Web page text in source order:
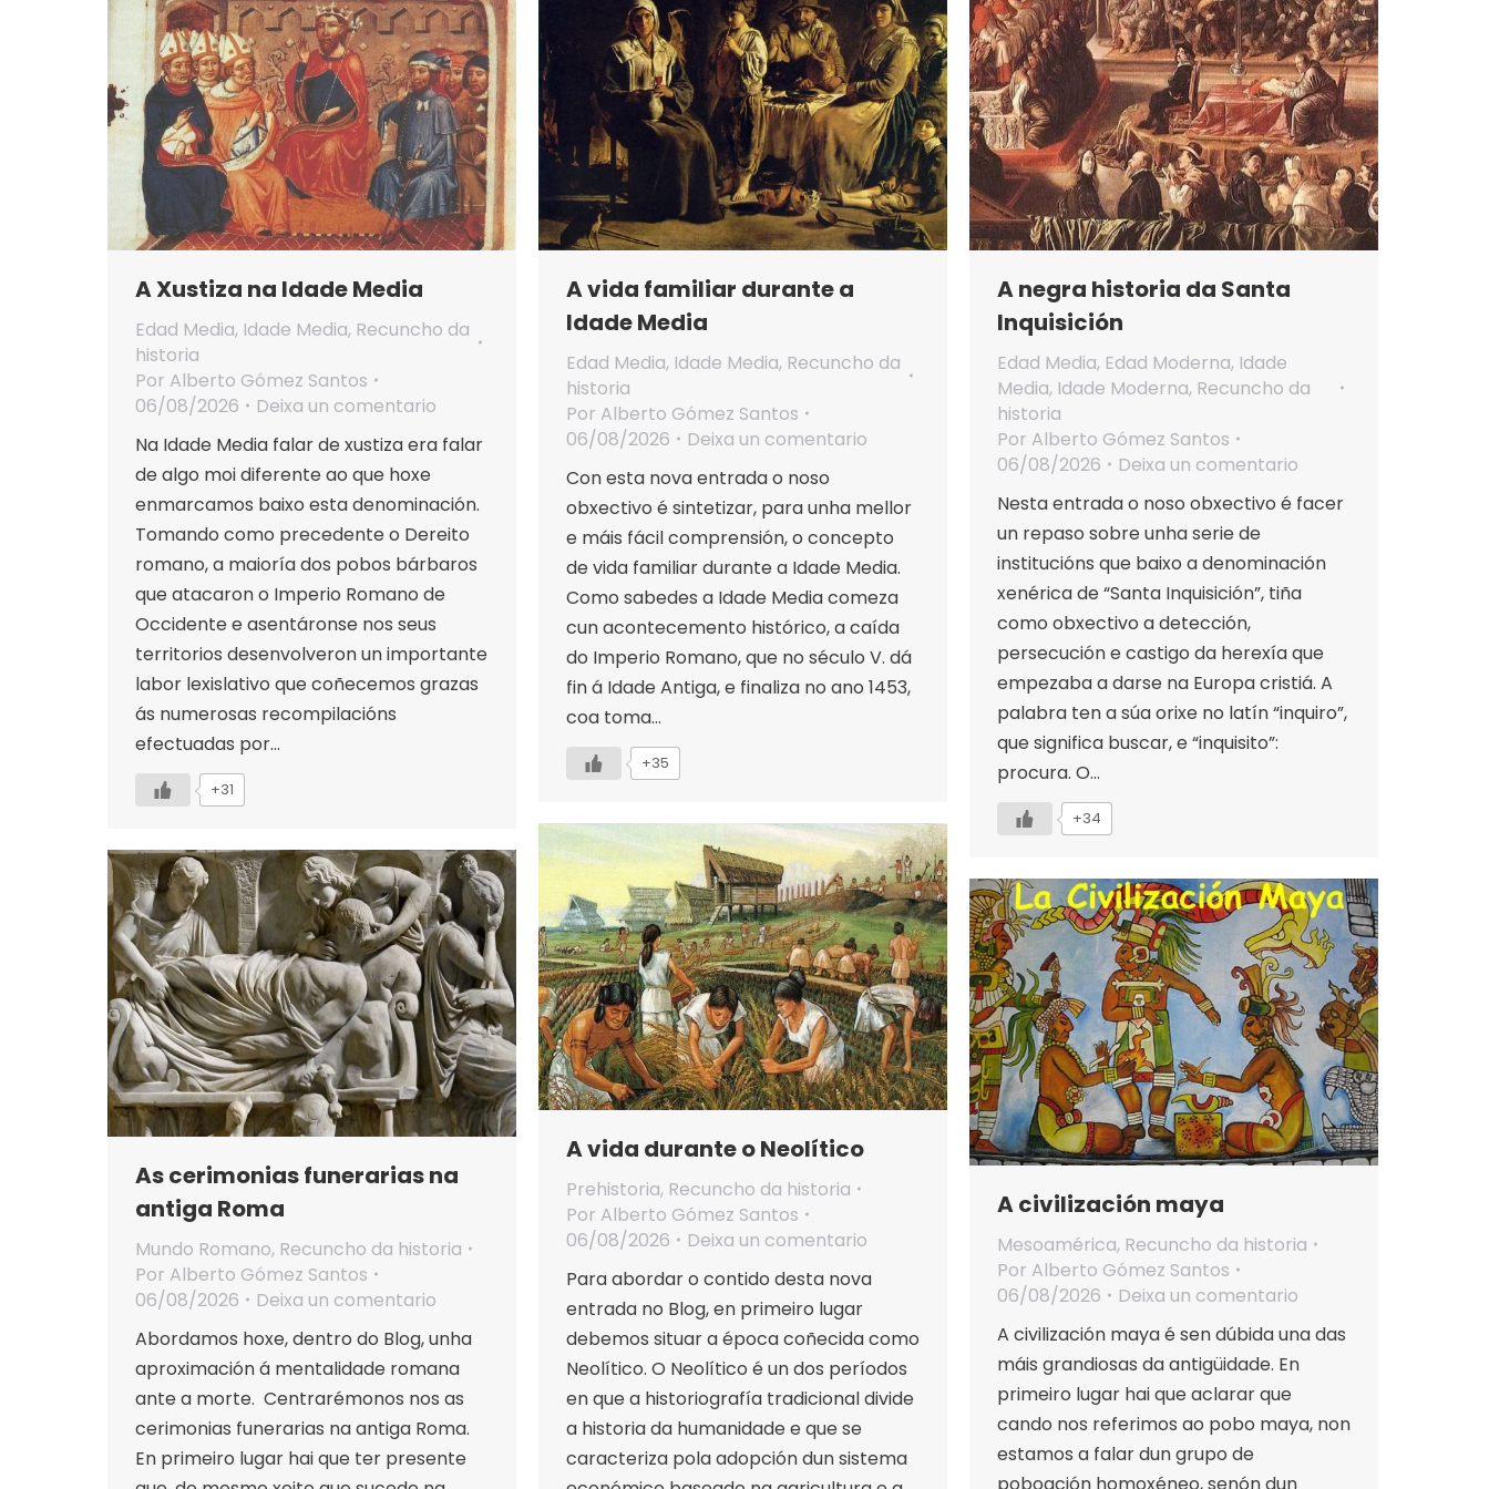
A Xustiza na Idade Media
Edad Media, Idade Media, Recuncho da
historia
Por Alberto Gómez Santos
06/08/2026
Deixa un comentario
Na Idade Media falar de xustiza era falar
de algo moi diferente ao que hoxe
enmarcamos baixo esta denominación.
Tomando como precedente o Dereito
romano, a maioría dos pobos bárbaros
que atacaron o Imperio Romano de
Occidente e asentáronse nos seus
territorios desenvolveron un importante
labor lexislativo que coñecemos grazas
ás numerosas recompilacións
efectuadas por…
+31
A vida familiar durante a
Idade Media
Edad Media, Idade Media, Recuncho da
historia
Por Alberto Gómez Santos
06/08/2026
Deixa un comentario
Con esta nova entrada o noso
obxectivo é sintetizar, para unha mellor
e máis fácil comprensión, o concepto
de vida familiar durante a Idade Media.
Como sabedes a Idade Media comeza
cun acontecemento histórico, a caída
do Imperio Romano, que no século V. dá
fin á Idade Antiga, e finaliza no ano 1453,
coa toma…
+35
A negra historia da Santa
Inquisición
Edad Media, Edad Moderna, Idade
Media, Idade Moderna, Recuncho da
historia
Por Alberto Gómez Santos
06/08/2026
Deixa un comentario
Nesta entrada o noso obxectivo é facer
un repaso sobre unha serie de
institucións que baixo a denominación
xenérica de “Santa Inquisición”, tiña
como obxectivo a detección,
persecución e castigo da herexía que
empezaba a darse na Europa cristiá. A
palabra ten a súa orixe no latín “inquiro”,
que significa buscar, e “inquisito”:
procura. O…
+34
A vida durante o Neolítico
Prehistoria, Recuncho da historia
Por Alberto Gómez Santos
06/08/2026
Deixa un comentario
Para abordar o contido desta nova
entrada no Blog, en primeiro lugar
debemos situar a época coñecida como
Neolítico. O Neolítico é un dos períodos
en que a historiografía tradicional divide
a historia da humanidade e que se
caracteriza pola adopción dun sistema
As cerimonias funerarias na
antiga Roma
Mundo Romano, Recuncho da historia
Por Alberto Gómez Santos
06/08/2026
Deixa un comentario
Abordamos hoxe, dentro do Blog, unha
aproximación á mentalidade romana
ante a morte. Centrarémonos nos as
cerimonias funerarias na antiga Roma.
En primeiro lugar hai que ter presente
A civilización maya
Mesoamérica, Recuncho da historia
Por Alberto Gómez Santos
06/08/2026
Deixa un comentario
A civilización maya é sen dúbida una das
máis grandiosas da antigüidade. En
primeiro lugar hai que aclarar que
cando nos referimos ao pobo maya, non
estamos a falar dun grupo de
poboación homoxéneo, senón dun